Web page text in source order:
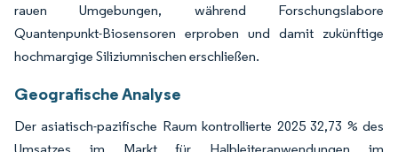
rauen Umgebungen, während Forschungslabore
Quantenpunkt-Biosensoren erproben und damit zukünftige
hochmargige Siliziumnischen erschließen.
Geografische Analyse
Der asiatisch-pazifische Raum kontrollierte 2025 32,73 % des